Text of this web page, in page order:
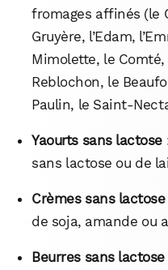
fromages affinés (le
Gruyère, l’Edam,
Mimolette, le
Reblochon, le
Paulin, le Saint-
Yaourts sans lactose
sans lactose ou de
Crèmes sans lactose
de soja, amande ou
Beurres sans lactose